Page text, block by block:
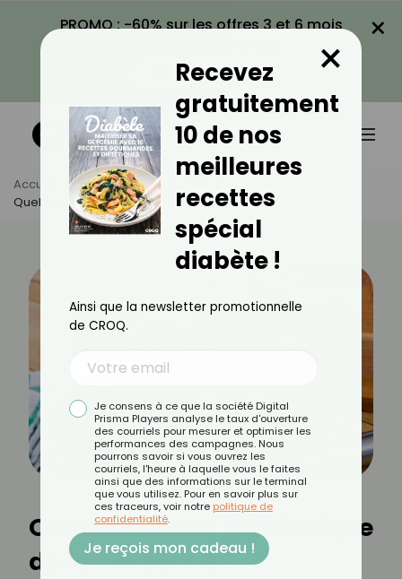
PROMO : -60% sur les offres 3 et 6 mois
VOIR LA PROMO
×
Accueil Actus
Alimentation
Quel Est L'index Glycémique De La Nectarine ?
Quel est l'index glycémique
de la nectarine ?
Recevez
gratuitement
10 de nos
meilleures
recettes
spécial
diabète !
×
Ainsi que la newsletter promotionnelle
de CROQ.
Je consens à ce que la société Digital
Prisma Players analyse le taux d'ouverture
des courriels pour mesurer et optimiser les
performances des campagnes. Nous
pourrons savoir si vous ouvrez les
courriels, l'heure à laquelle vous le faites
ainsi que des informations sur le terminal
que vous utilisez. Pour en savoir plus sur
ces traceurs, voir notre politique de
confidentialité.
Je reçois mon cadeau !